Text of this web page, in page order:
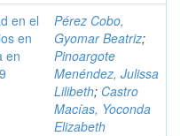
en el
en
en
Pérez Cobo,
Gyomar Beatriz;
Pinoargote
Menéndez, Julissa
Lilibeth; Castro
Macías, Yoconda
Elizabeth